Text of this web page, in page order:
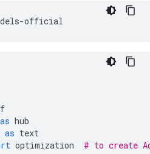
-official
as hub
as text
optimization # to create